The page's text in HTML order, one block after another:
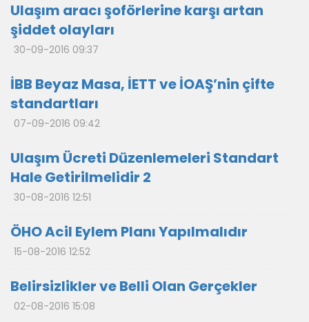
Ulaşım aracı şoförlerine karşı artan
şiddet olayları
30-09-2016 09:37
İBB Beyaz Masa, İETT ve İOAŞ’nin çifte
standartları
07-09-2016 09:42
Ulaşım Ücreti Düzenlemeleri Standart
Hale Getirilmelidir 2
30-08-2016 12:51
ÖHO Acil Eylem Planı Yapılmalıdır
15-08-2016 12:52
Belirsizlikler ve Belli Olan Gerçekler
02-08-2016 15:08